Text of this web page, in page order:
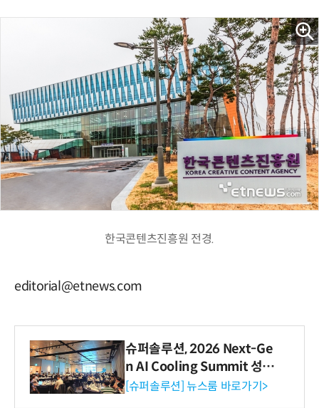
한국콘텐츠진흥원 전경.
editorial@etnews.com
슈퍼솔루션, 2026 Next-Ge
n AI Cooling Summit 성황
리 성료
[슈퍼솔루션] 뉴스룸 바로가기>